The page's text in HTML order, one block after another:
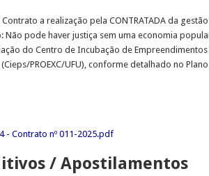
a realização pela CONTRATADA da gestão
Não pode haver justiça sem uma economia
do Centro de Incubação de Empreendimentos
PROEXC/UFU), conforme detalhado no
- Contrato nº 011-2025.pdf
/ Apostilamentos